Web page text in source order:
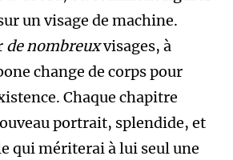
un visage de machine.
de nombreuxvisages, à
change de corps pour
Chaque chapitre
portrait, splendide, et
qui mériterai à lui seul une